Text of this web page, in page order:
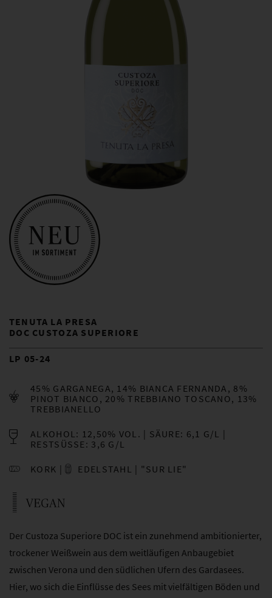
TENUTA LA PRESA
DOC CUSTOZA SUPERIORE
LP 05-24
45% GARGANEGA, 14% BIANCA FERNANDA, 8%
PINOT BIANCO, 20% TREBBIANO TOSCANO, 13%
TREBBIANELLO
ALKOHOL: 12,50% VOL.
SÄURE: 6,1 G/L
RESTSÜSSE: 3,6 G/L
KORK EDELSTAHL | "SUR LIE"
Der Custoza Superiore DOC ist ein zunehmend ambitionierter,
trockener Weißwein aus dem weitläufigen Anbaugebiet
zwischen Verona und den südlichen Ufern des Gardasees.
Hier, wo sich die Einflüsse des Sees mit vielfältigen Böden und